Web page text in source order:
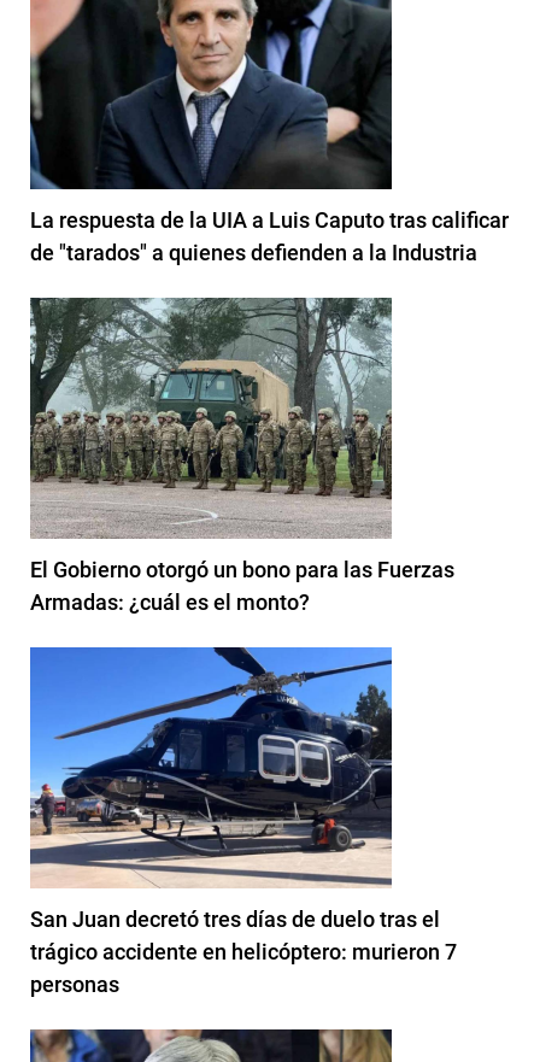
La respuesta de la UIA a Luis Caputo tras calificar
de "tarados" a quienes defienden a la Industria
El Gobierno otorgó un bono para las Fuerzas
Armadas: ¿cuál es el monto?
San Juan decretó tres días de duelo tras el
trágico accidente en helicóptero: murieron 7
personas